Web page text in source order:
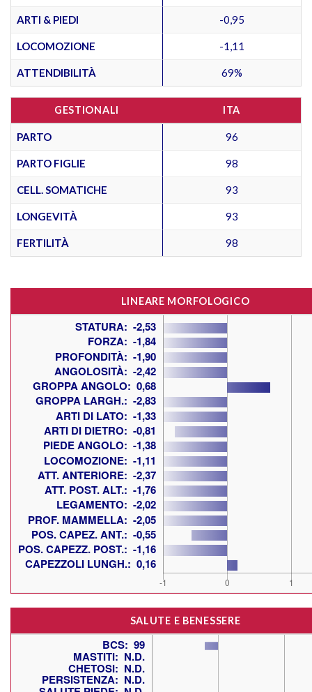
ARTI & PIEDI -0,95
LOCOMOZIONE -1,11
ATTENDIBILITÀ 69%
GESTIONALI ITA
PARTO 96
PARTO FIGLIE 98
CELL. SOMATICHE 93
LONGEVITÀ 93
FERTILITÀ 98
LINEARE MORFOLOGICO
SALUTE E BENESSERE